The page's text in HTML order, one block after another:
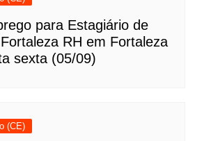
para Estagiário de
RH em Fortaleza
sexta (05/09)
(CE)